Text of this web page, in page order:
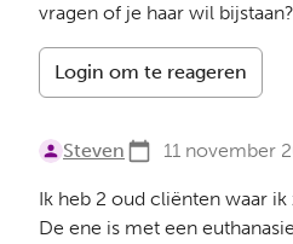
vragen of je haar wil bijstaan?
Login om te reageren
Steven 11 november
Ik heb 2 oud cliënten waar
De ene is met een